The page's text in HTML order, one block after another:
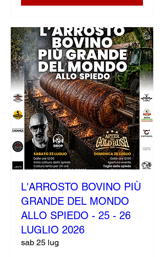
L'ARROSTO BOVINO PIÙ
GRANDE DEL MONDO
ALLO SPIEDO - 25 - 26
LUGLIO 2026
sab 25 lug